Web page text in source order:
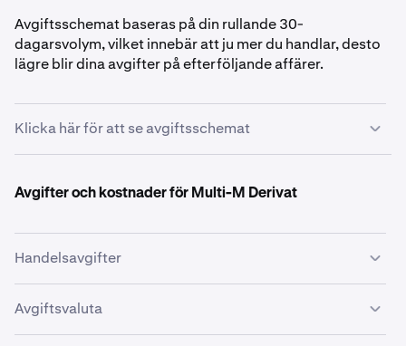
Avgiftsschemat baseras på din rullande 30-
dagarsvolym, vilket innebär att ju mer du handlar, desto
lägre blir dina avgifter på efterföljande affärer.
Klicka här för att se avgiftsschemat
$0+
0.0500%
$5 000 000+
Avgifter och kostnader för Multi-M Derivat
Handelsavgifter
Handelsavgiftsschemat är detsamma för både Coin-M
och Multi-M Derivat. Se
Avgiftsvaluta